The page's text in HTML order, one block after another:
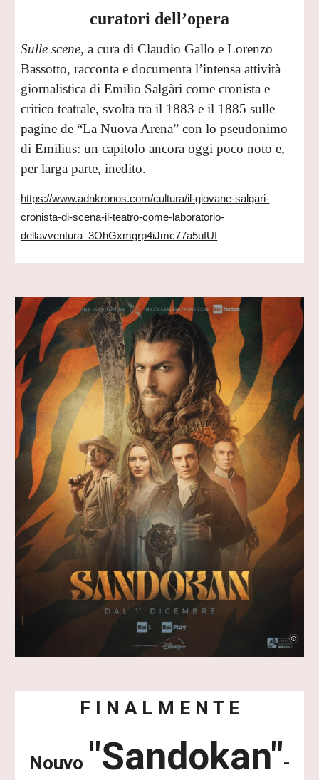
curatori dell’opera
Sulle scene, a cura di Claudio Gallo e Lorenzo
Bassotto, racconta e documenta l’intensa attività
giornalistica di Emilio Salgàri come cronista e
critico teatrale, svolta tra il 1883 e il 1885 sulle
pagine de “La Nuova Arena” con lo pseudonimo
di Emilius: un capitolo ancora oggi poco noto e,
per larga parte, inedito.
https://www.adnkronos.com/cultura/il-giovane-salgari-
cronista-di-scena-il-teatro-come-laboratorio-
dellavventura_3OhGxmgrp4iJmc77a5ufUf
F I N A L M E N T E
Nouvo "Sandokan"-